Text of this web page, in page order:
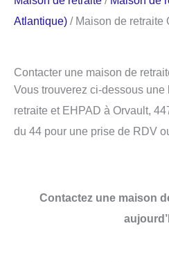
Atlantique) / Maison de retraite
Contacter une maison de
Vous trouverez ci-dessous
retraite et EHPAD à Orvault,
du 44 pour une prise de RDV
Contactez une maison